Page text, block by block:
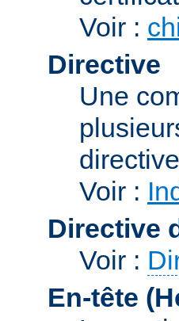
Voir :
Directive
Une
Voir :
Directive
Voir :
En-tête